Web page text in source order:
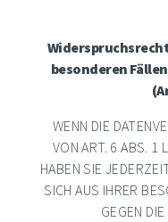
besonderen
WENN DIE
VON ART. 6 ABS. 1
HABEN SIE
SICH AUS IHRER
GEGEN